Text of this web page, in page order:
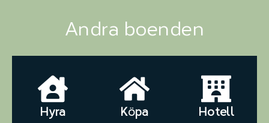
Andra boenden
Hyra Köpa Hotell